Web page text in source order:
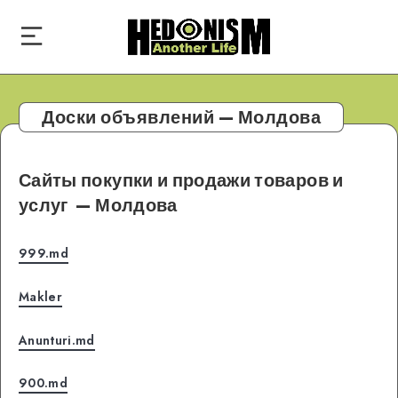
Доски объявлений — Молдова
Сайты покупки и продажи товаров и
услуг — Молдова
999.md
Makler
Anunturi.md
900.md